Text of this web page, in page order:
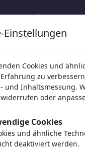
mehr
to
largest
Einstellungen
Cookies und
zu
und Inhaltsmessung.
oder
Cookies
und ähnliche
deaktiviert werden.